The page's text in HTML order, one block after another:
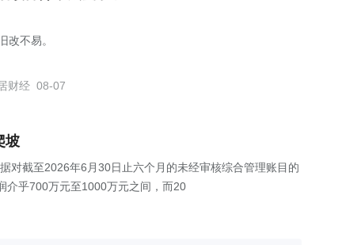
改不易。
财经 08-07
坡
对截至2026年6月30日止六个月的未经审核综合管理账目的
介乎700万元至1000万元之间，而20